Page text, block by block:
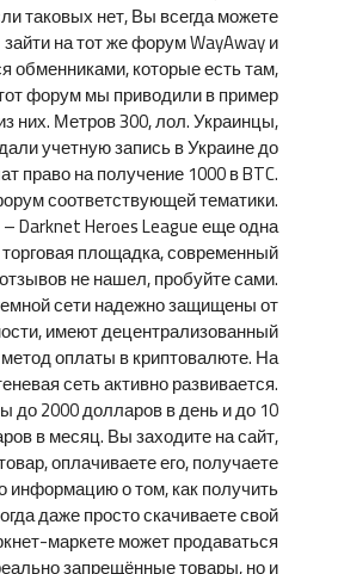
таковых нет, Вы всегда можете
зайти на тот же форум WayAway и
обменниками, которые есть там,
форум мы приводили в пример
них. Метров 300, лол. Украинцы,
учетную запись в Украине до
право на получение 1000 в BTC.
соответствующей тематики.
Darknet Heroes League еще одна
площадка, современный
не нашел, пробуйте сами.
сети надежно защищены от
имеют децентрализованный
оплаты в криптовалюте. На
сеть активно развивается.
до 2000 долларов в день и до 10
в месяц. Вы заходите на сайт,
оплачиваете его, получаете
информацию о том, как получить
даже просто скачиваете свой
маркете может продаваться